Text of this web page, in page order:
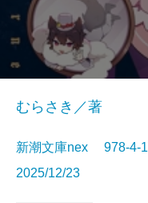
むらさき／著
新潮文庫nex 978-
2025/12/23